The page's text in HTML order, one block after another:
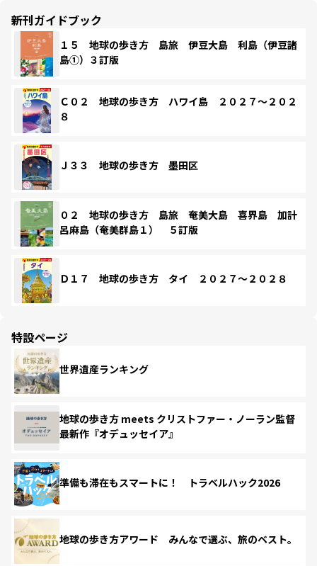
新刊ガイドブック
１５ 地球の歩き方 島旅 伊豆大島 利島（伊豆諸
島①）３訂版
Ｃ０２ 地球の歩き方 ハワイ島 ２０２７～２０２
８
Ｊ３３ 地球の歩き方 墨田区
０２ 地球の歩き方 島旅 奄美大島 喜界島 加計
呂麻島（奄美群島１） ５訂版
Ｄ１７ 地球の歩き方 タイ ２０２７～２０２８
特設ページ
世界遺産ランキング
地球の歩き方 meets クリストファー・ノーラン監督
最新作『オデュッセイア』
準備も滞在もスマートに！ トラベルハック2026
地球の歩き方アワード みんなで選ぶ、旅のベスト。